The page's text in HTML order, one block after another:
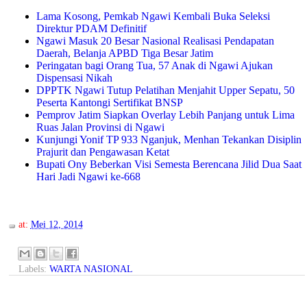
Lama Kosong, Pemkab Ngawi Kembali Buka Seleksi
Direktur PDAM Definitif
Ngawi Masuk 20 Besar Nasional Realisasi Pendapatan
Daerah, Belanja APBD Tiga Besar Jatim
Peringatan bagi Orang Tua, 57 Anak di Ngawi Ajukan
Dispensasi Nikah
DPPTK Ngawi Tutup Pelatihan Menjahit Upper Sepatu, 50
Peserta Kantongi Sertifikat BNSP
Pemprov Jatim Siapkan Overlay Lebih Panjang untuk Lima
Ruas Jalan Provinsi di Ngawi
Kunjungi Yonif TP 933 Nganjuk, Menhan Tekankan Disiplin
Prajurit dan Pengawasan Ketat
Bupati Ony Beberkan Visi Semesta Berencana Jilid Dua Saat
Hari Jadi Ngawi ke-668
at: Mei 12, 2014
Labels: WARTA NASIONAL